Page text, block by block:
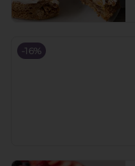
-16%